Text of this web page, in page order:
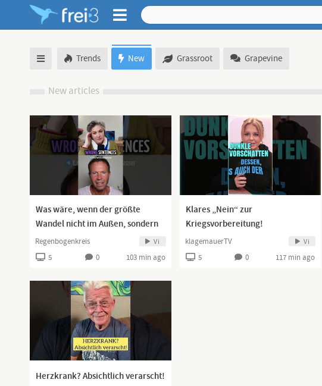
Trends New Grassroot Grapevine
New articles
Was wäre, wenn der größte
Wandel nicht im Außen, sondern
in uns selbst beginnt?
Regenbogenkreis Vi
5 0 103 min ago
Klares „Nein“ zur
Kriegsvorbereitung!
klagemauerTV Vi
5 0 117 min ago
Herzkrank? Absichtlich verarscht!